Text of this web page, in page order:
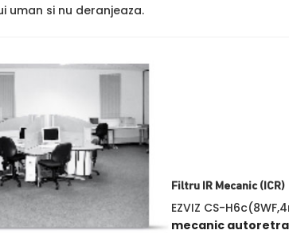
uman si nu deranjeaza.
Filtru IR Mecanic (ICR)
EZVIZ CS-
mecanic